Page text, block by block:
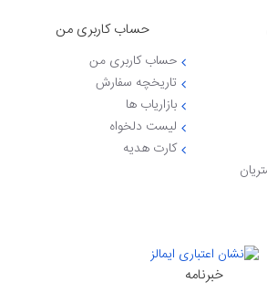
حساب کاربری من
حساب کاربری من
تاریخچه سفارش
بازاریاب ها
لیست دلخواه
کارت هدیه
خبرنامه